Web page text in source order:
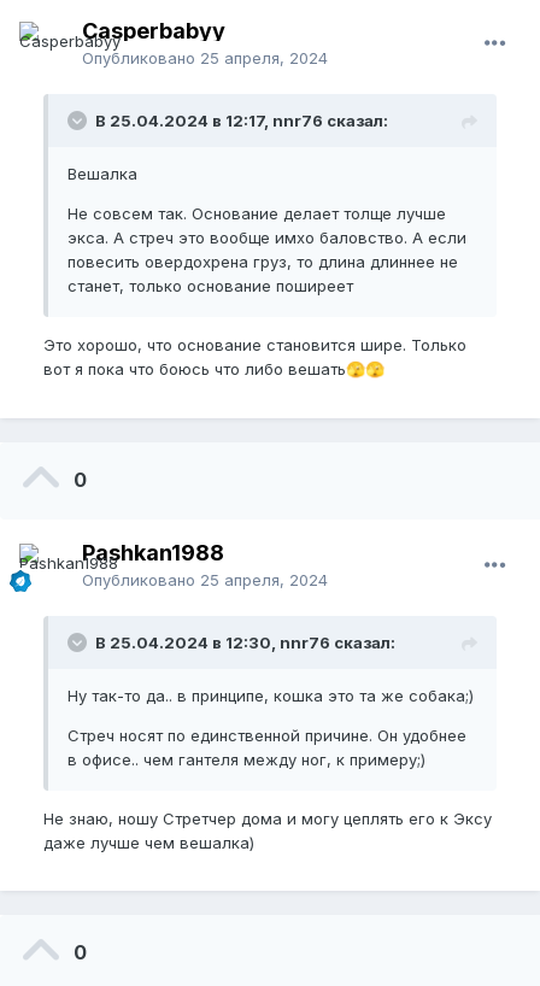
Casperbabyy
Опубликовано 25 апреля, 2024
В 25.04.2024 в 12:17, nnr76 сказал:
Вешалка
Не совсем так. Основание делает толще лучше
экса. А стреч это вообще имхо баловство. А если
повесить овердохрена груз, то длина длиннее не
станет, только основание поширеет
Это хорошо, что основание становится шире. Только
вот я пока что боюсь что либо вешать🫣🫣
0
Pashkan1988
Опубликовано 25 апреля, 2024
В 25.04.2024 в 12:30, nnr76 сказал:
Ну так-то да.. в принципе, кошка это та же собака;)
Стреч носят по единственной причине. Он удобнее
в офисе.. чем гантеля между ног, к примеру;)
Не знаю, ношу Стретчер дома и могу цеплять его к Эксу
даже лучше чем вешалка)
0